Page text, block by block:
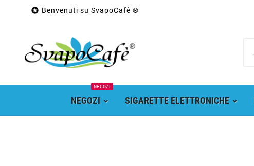
 Benvenuti su SvapoCafè ®
NEGOZI
NEGOZI
SIGARETTE ELETTRONICHE